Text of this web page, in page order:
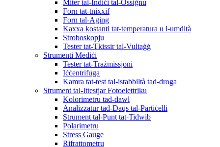
Miter tal-Indiċi tal-Ossiġnu
Forn tat-tnixxif
Forn tal-Aging
Kaxxa kostanti tat-temperatura u l-umdità
Stroboskopju
Tester tat-Tkissir tal-Vultaġġ
Strumenti Mediċi
Tester tat-Trażmissjoni
Iċċentrifuga
Kamra tat-test tal-istabbiltà tad-droga
Strument tal-Ittestjar Fotoelettriku
Kolorimetru tad-dawl
Analizzatur tad-Daqs tal-Partiċelli
Strument tal-Punt tat-Tidwib
Polarimetru
Stress Gauge
Rifrattometru